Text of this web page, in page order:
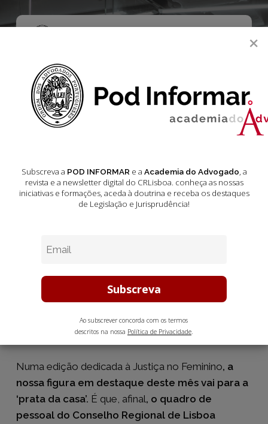
main
Menu
Figura do Mês
As 42 Mulheres do
CRLisboa atual
Março 2, 2024 4 min leitura estimada
AS 42 MULHERES DO CRLISBOA
ATUAL
Numa edição dedicada à Justiça no Feminino, a
nossa figura em destaque deste mês vai para a
‘prata da casa’. É que, afinal, o quadro de
pessoal do Conselho Regional de Lisboa
×
Subscreva a POD INFORMARe a Academia do Advogado, a
revista e a newsletter digital do CRLisboa. conheça as nossas
iniciativas e formações, aceda à doutrina e receba os destaques
de Legislação e Jurisprudência!
Ao subscrever concorda com os termos
descritos na nossa Política de Privacidade.